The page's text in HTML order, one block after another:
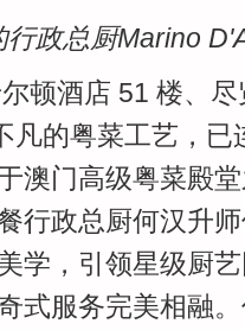
行政总厨Marino
顿酒店 51 楼、
凡的粤菜工艺，
澳门高级粤菜殿
行政总厨何汉升
学，引领星级厨
式服务完美相融